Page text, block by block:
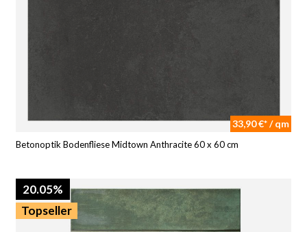
33,90 €* / qm
Betonoptik Bodenfliese Midtown Anthracite 60 x 60 cm
20.05%
Topseller